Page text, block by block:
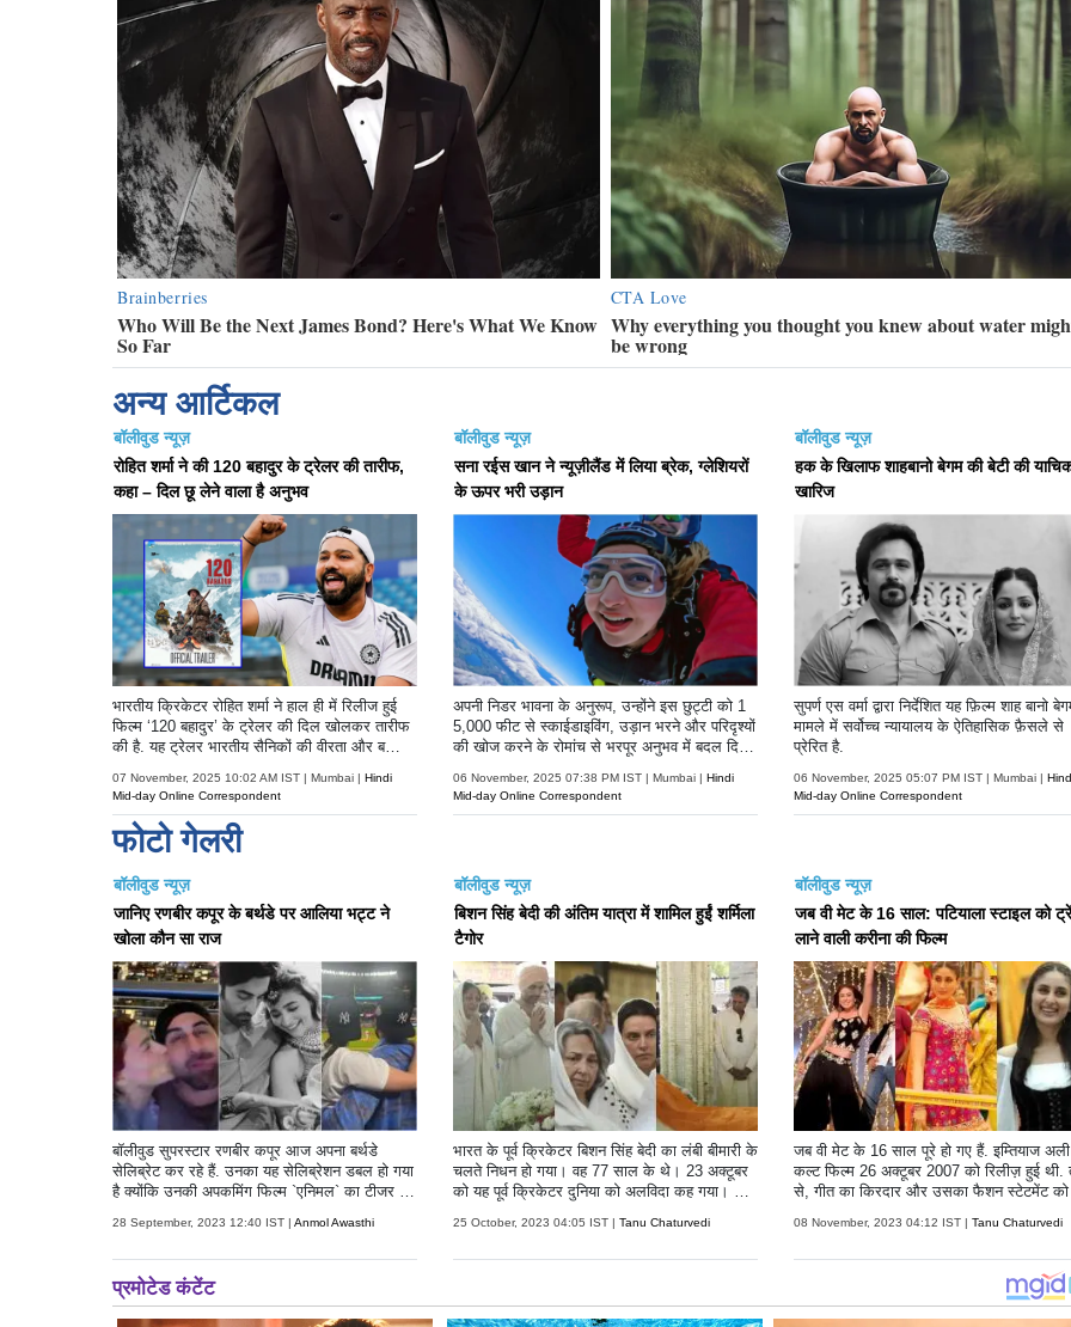
अन्य आर्टिकल
बॉलीवुड न्यूज़
रोहित शर्मा ने की 120 बहादुर के ट्रेलर की तारीफ,
कहा – दिल छू लेने वाला है अनुभव
भारतीय क्रिकेटर रोहित शर्मा ने हाल ही में रिलीज हुई
फिल्म ‘120 बहादुर’ के ट्रेलर की दिल खोलकर तारीफ
की है. यह ट्रेलर भारतीय सैनिकों की वीरता और ब
शर्मा का भी दिल जीत लिया.
07 November, 2025 10:02 AM IST | Mumbai | Hindi
Mid-day Online Correspondent
बॉलीवुड न्यूज़
सना रईस खान ने न्यूज़ीलैंड में लिया ब्रेक, ग्लेशियरों
के ऊपर भरी उड़ान
अपनी निडर भावना के अनुरूप, उन्होंने इस छुट्टी को 1
5,000 फीट से स्काईडाइविंग, उड़ान भरने और परिदृश्यों
की खोज करने के रोमांच से भरपूर अनुभव में बदल दिया
06 November, 2025 07:38 PM IST | Mumbai | Hindi
Mid-day Online Correspondent
बॉलीवुड न्यूज़
हक के खिलाफ शाहबानो बेगम की बेटी की
खारिज
सुपर्ण एस वर्मा द्वारा निर्देशित यह फ़िल्म शाह बानो
मामले में सर्वोच्च न्यायालय के ऐतिहासिक फ़ैसले से
प्रेरित है.
06 November, 2025 05:07 PM IST | Mumbai |
Mid-day Online Correspondent
फोटो गेलरी
बॉलीवुड न्यूज़
जानिए रणबीर कपूर के बर्थडे पर आलिया भट्ट ने
खोला कौन सा राज
बॉलीवुड सुपरस्टार रणबीर कपूर आज अपना बर्थडे
सेलिब्रेट कर रहे हैं. उनका यह सेलिब्रेशन डबल हो गया
है क्योंकि उनकी अपकमिंग फिल्म `एनिमल` का टीजर भी
मिल रहा है. उनके बर्थडे को स्पेशल बनाने के लिए उनकी
पोस्ट सोशल मीडिया पर शेयर किया है. आलिया ने अपने
इंस्ट हैंडल पर अपनी हबी को विश करते हुए कुछ अनदेखी
28 September, 2023 12:40 IST | Anmol Awasthi
बॉलीवुड न्यूज़
बिशन सिंह बेदी की अंतिम यात्रा में शामिल हुईं शर्मिला
टैगोर
भारत के पूर्व क्रिकेटर बिशन सिंह बेदी का लंबी बीमारी के
चलते निधन हो गया। वह 77 साल के थे। 23 अक्टूबर
को यह पूर्व क्रिकेटर दुनिया को अलविदा कह गया। आप
राष्ट्रीय मैच खेले थे। इस दौरान उन्होंने 273 विकेट झट
25 October, 2023 04:05 IST | Tanu Chaturvedi
बॉलीवुड न्यूज़
जब वी मेट के 16 साल: पटियाला स्टाइल को
लाने वाली करीना की फिल्म
जब वी मेट के 16 साल पूरे हो गए हैं. इम्तियाज
कल्ट फिल्म 26 अक्टूबर 2007 को रिलीज़ हुई थी.
से, गीत का किरदार और उसका फैशन स्टेटमेंट को
लिंग का तरीका फैंस को काफी पसंद आता है. `जब
स गैलरी में, हम गीत के उन सभी लुक्स को देखेंगे
केवल फिल्म में परिभाषित करने के लिए शानदार क्षण
08 November, 2023 04:12 IST | Tanu Chaturvedi